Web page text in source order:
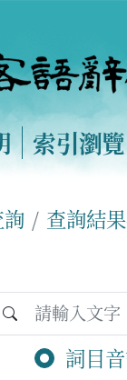
索引瀏覽
查詢結
詞目